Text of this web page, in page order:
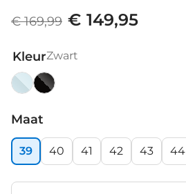
€ 169,99 € 149,95
KleurZwart
Blue
Maat
39 40 41 42 43 44